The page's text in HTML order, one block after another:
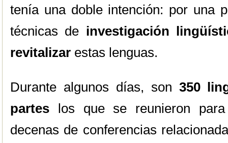
tenía una doble intención: por una
técnicas de investigación
revitalizar estas lenguas.
Durante algunos días, son 350
partes los que se reunieron
decenas de conferencias